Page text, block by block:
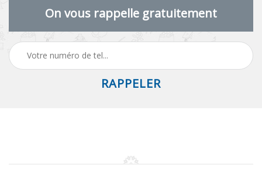
On vous rappelle gratuitement